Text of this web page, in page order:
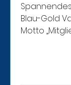
Blau-Gold
Motto